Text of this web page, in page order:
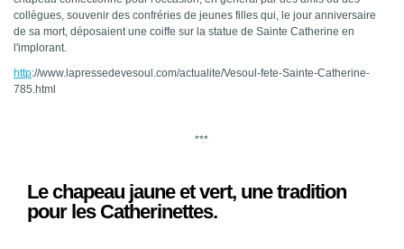
collègues, souvenir des confréries de jeunes filles qui, le jour anniversaire
de sa mort, déposaient une coiffe sur la statue de Sainte Catherine en
l'implorant.
http://www.lapressedevesoul.com/actualite/Vesoul-fete-Sainte-Catherine-
785.html
***
Le chapeau jaune et vert, une tradition
pour les Catherinettes.